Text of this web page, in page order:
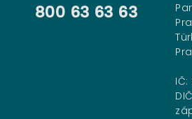
800 63 63 63
IČ: